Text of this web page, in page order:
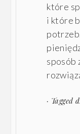
które
i które
sposób
· Tagged